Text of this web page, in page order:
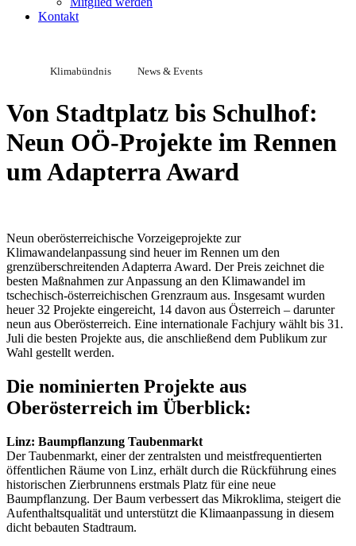
Kontakt
Klimabündnis News & Events
Von Stadtplatz bis Schulhof:
Neun OÖ-Projekte im Rennen
um Adapterra Award
Neun oberösterreichische Vorzeigeprojekte zur
Klimawandelanpassung sind heuer im Rennen um den
grenzüberschreitenden Adapterra Award. Der Preis zeichnet die
besten Maßnahmen zur Anpassung an den Klimawandel im
tschechisch-österreichischen Grenzraum aus. Insgesamt wurden
heuer 32 Projekte eingereicht, 14 davon aus Österreich – darunter
neun aus Oberösterreich. Eine internationale Fachjury wählt bis 31.
Juli die besten Projekte aus, die anschließend dem Publikum zur
Wahl gestellt werden.
Die nominierten Projekte aus
Oberösterreich im Überblick:
Linz: Baumpflanzung Taubenmarkt
Der Taubenmarkt, einer der zentralsten und meistfrequentierten
öffentlichen Räume von Linz, erhält durch die Rückführung eines
historischen Zierbrunnens erstmals Platz für eine neue
Baumpflanzung. Der Baum verbessert das Mikroklima, steigert die
Aufenthaltsqualität und unterstützt die Klimaanpassung in diesem
dicht bebauten Stadtraum.